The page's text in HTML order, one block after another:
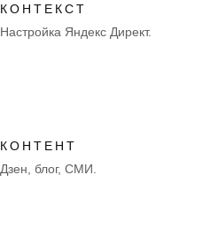
Настройка Яндекс Директ.
Дзен, блог, СМИ.
КОНТЕКСТ
КОНТЕНТ